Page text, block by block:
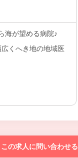
海が望める病院♪
くへき地の地域医
この求人に問い合わせる